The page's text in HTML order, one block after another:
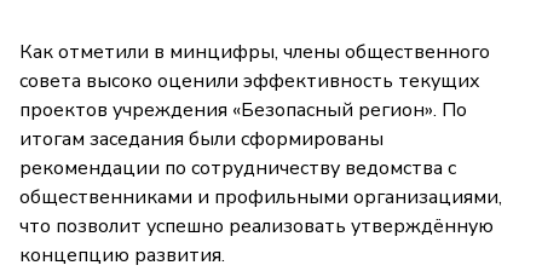
Как отметили в минцифры, члены общественного
совета высоко оценили эффективность текущих
проектов учреждения «Безопасный регион». По
итогам заседания были сформированы
рекомендации по сотрудничеству ведомства с
общественниками и профильными организациями,
что позволит успешно реализовать утверждённую
концепцию развития.